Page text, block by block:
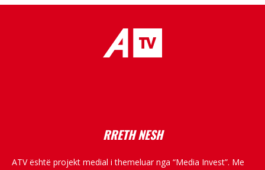
RRETH NESH
ATV është projekt medial i themeluar nga “Media Invest”. Me